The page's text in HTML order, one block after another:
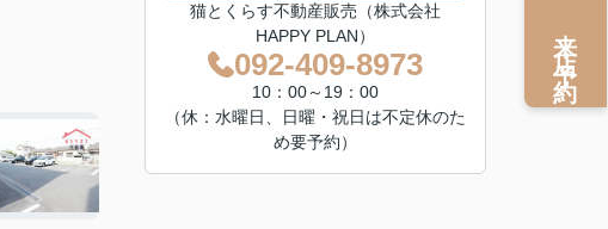
猫とくらす不動産販売（株式会社
HAPPY PLAN）
092-409-8973
10：00～19：00
（休：水曜日、日曜・祝日は不定休のた
め要予約）
来店予約